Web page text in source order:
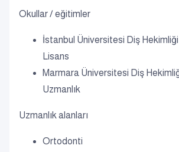
Okullar / eğitimler
İstanbul Üniversitesi Diş
Lisans
Marmara Üniversitesi Diş
Uzmanlık
Uzmanlık alanları
Ortodonti